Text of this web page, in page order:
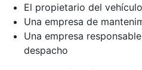
El propietario del vehículo
Una empresa de
Una empresa
despacho